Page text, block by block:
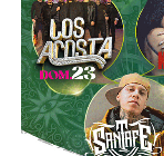
el procedimiento
obligaciones
prestar el
También lee:Ya
de transporte de